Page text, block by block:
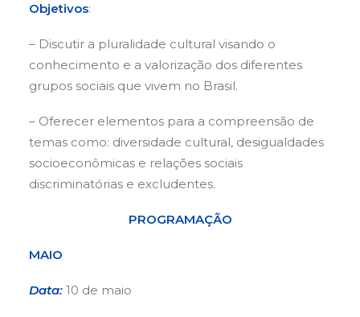
Objetivos:
– Discutir a pluralidade cultural visando o
conhecimento e a valorização dos diferentes
grupos sociais que vivem no Brasil.
– Oferecer elementos para a compreensão de
temas como: diversidade cultural, desigualdades
socioeconômicas e relações sociais
discriminatórias e excludentes.
PROGRAMAÇÃO
MAIO
Data: 10 de maio